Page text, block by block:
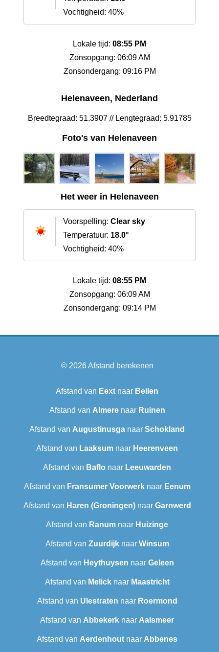
Vochtigheid: 40%
Lokale tijd: 08:55 PM
Zonsopgang: 06:09 AM
Zonsondergang: 09:16 PM
Helenaveen, Nederland
Breedtegraad: 51.3907 // Lengtegraad: 5.91785
Foto's van Helenaveen
Het weer in Helenaveen
Voorspelling: Clear sky
Temperatuur: 18.0°
Vochtigheid: 40%
Lokale tijd: 08:55 PM
Zonsopgang: 06:09 AM
Zonsondergang: 09:14 PM
© 2026Afstand berekenen
Afstand van Eext naar Beilen
Afstand van Almerenaar Ruinen
Afstand van Augustinusga naar Schokland
Afstand van Laaksum naar Heerenveen
Afstand van Baflo naar Leeuwarden
Afstand van Fransumer Voorwerknaar Eenum
Afstand van Haren (Groningen)naar Garnwerd
Afstand van Ranum naar Huizinge
Afstand van Zuurdijknaar Winsum
Afstand van Heythuysen naar Geleen
Afstand van Melicknaar Maastricht
Afstand van Ulestraten naar Roermond
Afstand van Abbekerk naar Aalsmeer
Afstand van Aerdenhout naar Abbenes